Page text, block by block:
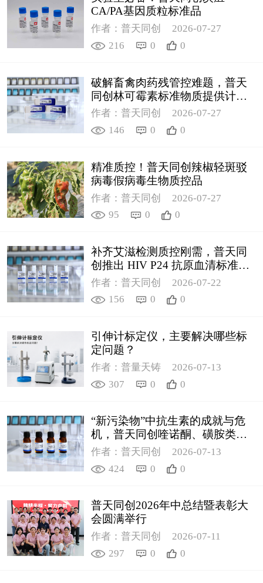
CA/PA基因质粒标准品
作者：普天同创
2026-07-27
216
0 0
破解畜禽肉药残管控难题，普天
同创林可霉素标准物质提供计量
支撑
作者：普天同创
2026-07-27
146
0 0
精准质控！普天同创辣椒轻斑驳
病毒假病毒生物质控品
作者：普天同创
2026-07-27
95
0 0
补齐艾滋检测质控刚需，普天同
创推出 HIV P24 抗原血清标准物
质
作者：普天同创
2026-07-22
156
0 0
引伸计标定仪，主要解决哪些标
定问题？
作者：普量天铸
2026-07-13
307
0 0
“新污染物”中抗生素的成就与危
机，普天同创喹诺酮、磺胺类质
控新品筑牢环境安全防线
作者：普天同创
2026-07-13
424
0 0
普天同创2026年中总结暨表彰大
会圆满举行
作者：普天同创
2026-07-11
297
0 0